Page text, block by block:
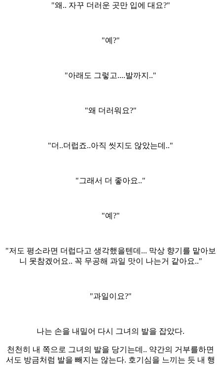
"왜.. 자꾸 더러운 곳만 입에 대요?"
"예?"
"아래도 그렇고....발까지.."
"왜 더러워요?"
"더..더럽죠..아직 씻지도 않았는데.."
"그래서 더 좋아요.."
"예?"
"저도 평소라면 더럽다고 생각했을텐데... 막상 향기를 맡아보
니 못참겠어요.. 꼭 무공해 과일 맛이 나는거 같아요.."
"과일이요?"
나는 손을 내밀어 다시 그녀의 발을 잡았다.
천천히 내 쪽으로 그녀의 발을 당기는데.. 약간의 거부를하면
서도 방금처럼 발을 빼지는 않는다. 호기심을 느끼는 듯 내 행